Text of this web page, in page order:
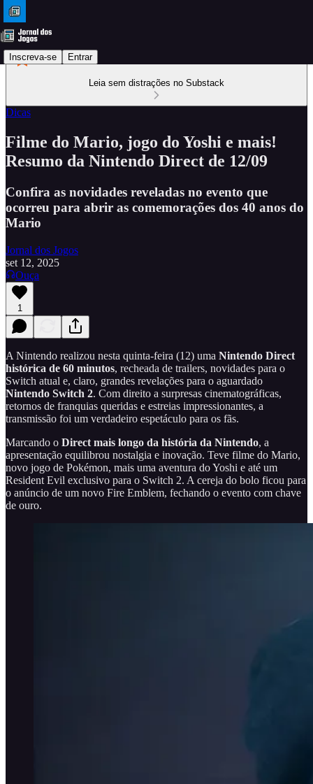
Inscreva-se Entrar
Leia sem distrações no Substack
Dicas
Filme do Mario, jogo do Yoshi e mais!
Resumo da Nintendo Direct de 12/09
Confira as novidades reveladas no evento que
ocorreu para abrir as comemorações dos 40 anos do
Mario
Jornal dos Jogos
set 12, 2025
Ouça
1
A Nintendo realizou nesta quinta-feira (12) uma Nintendo Direct
histórica de 60 minutos, recheada de trailers, novidades para o
Switch atual e, claro, grandes revelações para o aguardado
Nintendo Switch 2. Com direito a surpresas cinematográficas,
retornos de franquias queridas e estreias impressionantes, a
transmissão foi um verdadeiro espetáculo para os fãs.
Marcando o Direct mais longo da história da Nintendo, a
apresentação equilibrou nostalgia e inovação. Teve filme do Mario,
novo jogo de Pokémon, mais uma aventura do Yoshi e até um
Resident Evil exclusivo para o Switch 2. A cereja do bolo ficou para
o anúncio de um novo Fire Emblem, fechando o evento com chave
de ouro.